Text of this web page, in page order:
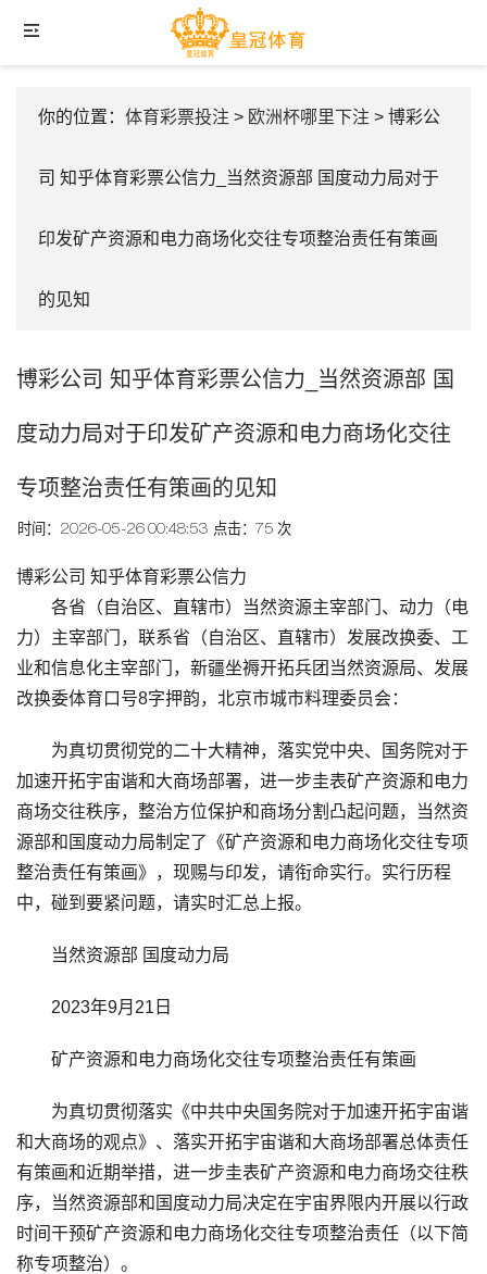
你的位置： 体育彩票投注 > 欧洲杯哪里下注 > 博彩公
司 知乎体育彩票公信力_当然资源部 国度动力局对于
印发矿产资源和电力商场化交往专项整治责任有策画
的见知
博彩公司 知乎体育彩票公信力_当然资源部 国
度动力局对于印发矿产资源和电力商场化交往
专项整治责任有策画的见知
时间：2026-05-26 00:48:53 点击：75 次
博彩公司 知乎体育彩票公信力
各省（自治区、直辖市）当然资源主宰部门、动力（电
力）主宰部门，联系省（自治区、直辖市）发展改换委、工
业和信息化主宰部门，新疆坐褥开拓兵团当然资源局、发展
改换委体育口号8字押韵，北京市城市料理委员会：
为真切贯彻党的二十大精神，落实党中央、国务院对于
加速开拓宇宙谐和大商场部署，进一步圭表矿产资源和电力
商场交往秩序，整治方位保护和商场分割凸起问题，当然资
源部和国度动力局制定了《矿产资源和电力商场化交往专项
整治责任有策画》，现赐与印发，请衔命实行。实行历程
中，碰到要紧问题，请实时汇总上报。
当然资源部 国度动力局
2023年9月21日
矿产资源和电力商场化交往专项整治责任有策画
为真切贯彻落实《中共中央国务院对于加速开拓宇宙谐
和大商场的观点》、落实开拓宇宙谐和大商场部署总体责任
有策画和近期举措，进一步圭表矿产资源和电力商场交往秩
序，当然资源部和国度动力局决定在宇宙界限内开展以行政
时间干预矿产资源和电力商场化交往专项整治责任（以下简
称专项整治）。